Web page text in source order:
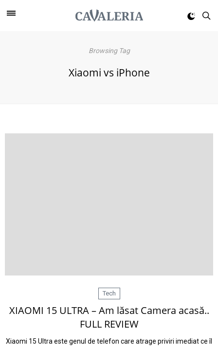
Browsing Tag
Xiaomi vs iPhone
Tech
XIAOMI 15 ULTRA – Am lăsat Camera acasă..
FULL REVIEW
Xiaomi 15 Ultra este genul de telefon care atrage priviri imediat ce îl